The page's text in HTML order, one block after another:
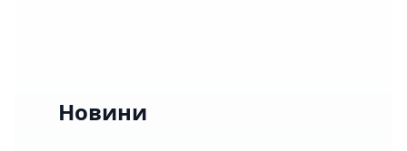
Новини